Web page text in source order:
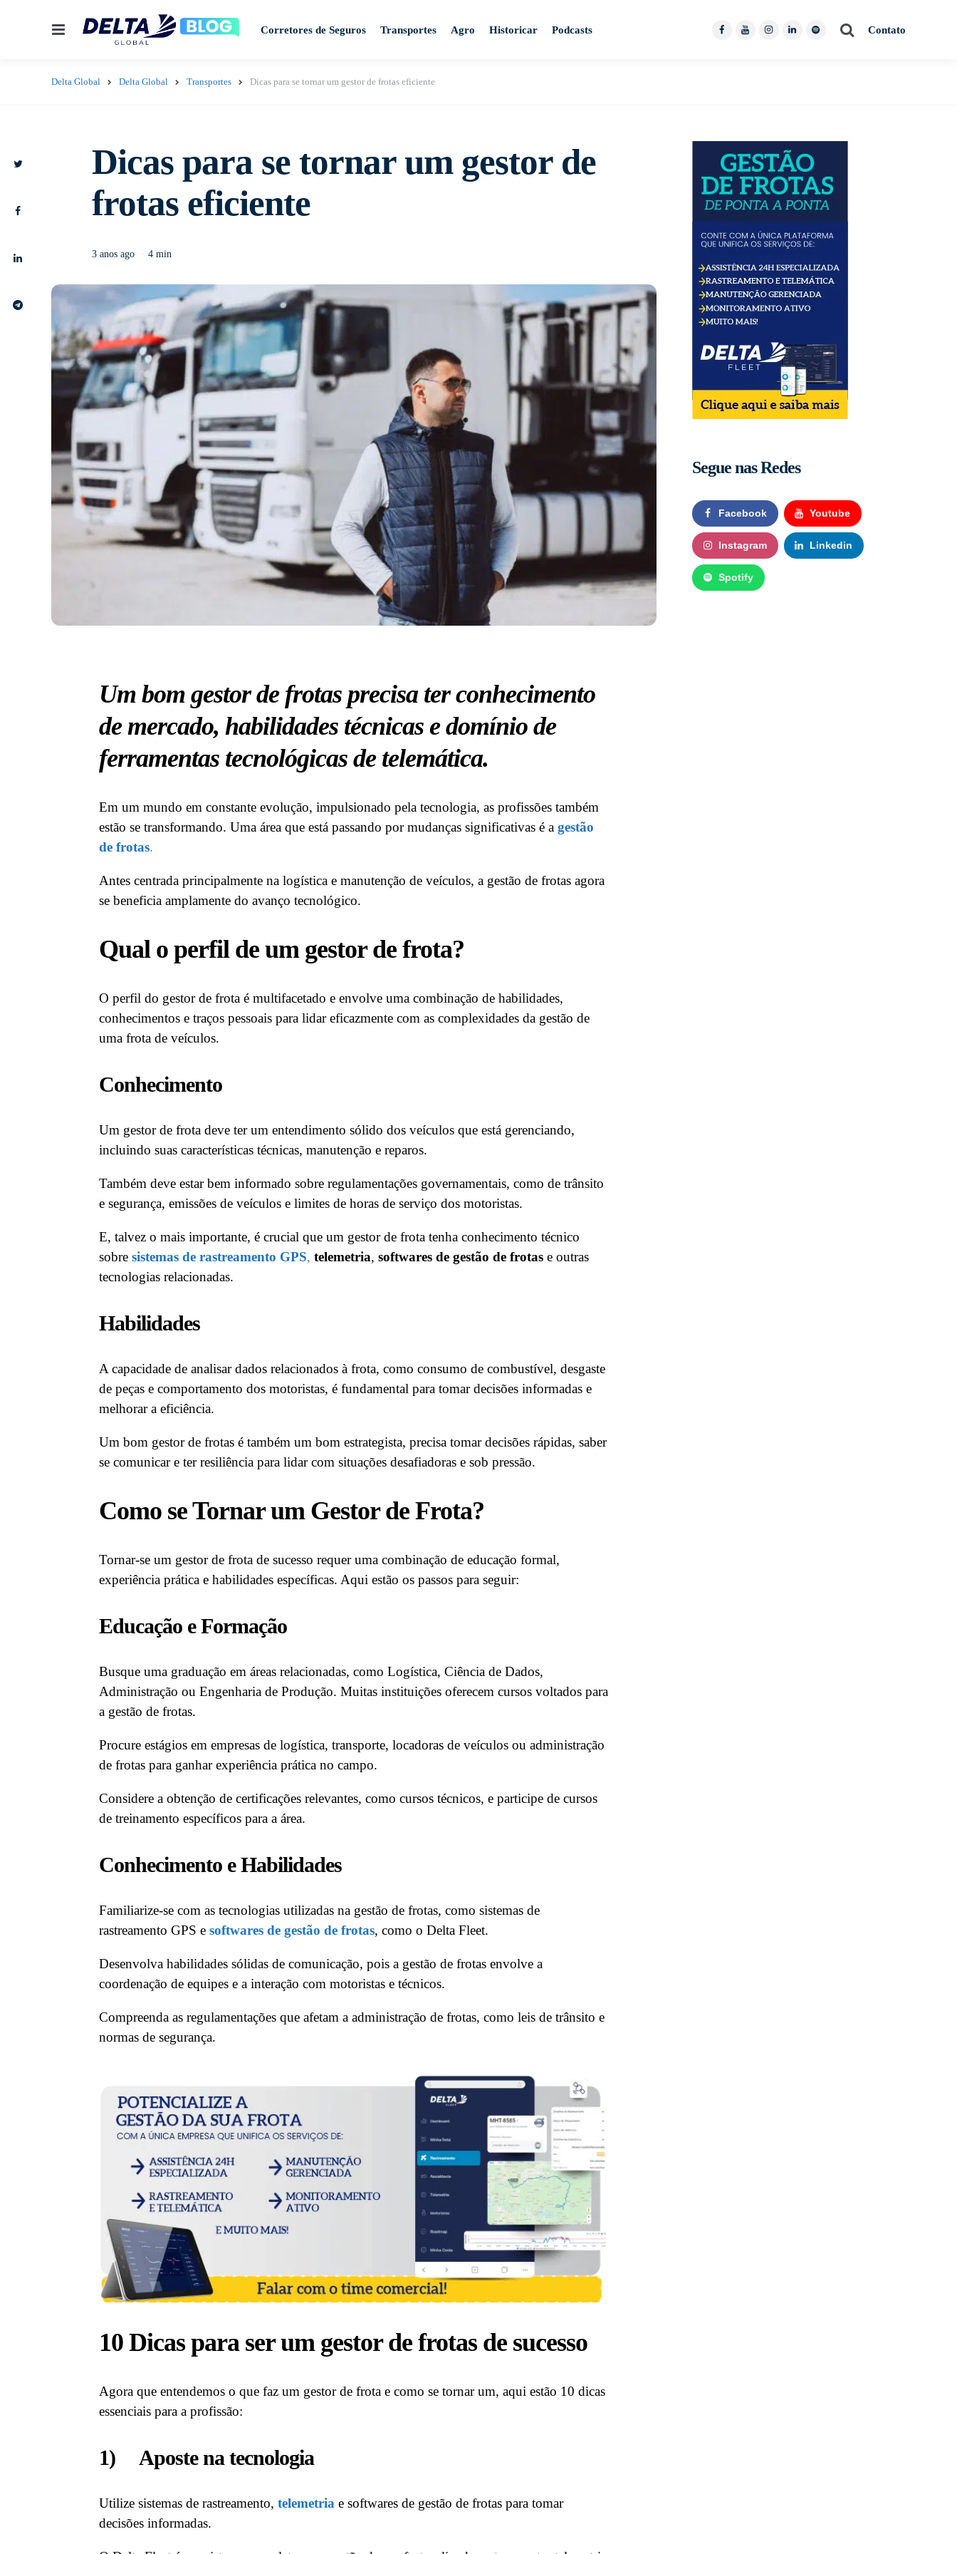
Corretores de Seguros Transportes Agro Historicar Podcasts Contato
Delta Global Delta Global Transportes Dicas para se tornar um gestor de frotas eficiente
Dicas para se tornar um gestor de
frotas eficiente
3 anos ago 4 min
Um bom gestor de frotas precisa ter conhecimento
de mercado, habilidades técnicas e domínio de
ferramentas tecnológicas de telemática.
Em um mundo em constante evolução, impulsionado pela tecnologia, as profissões também
estão se transformando. Uma área que está passando por mudanças significativas é a gestão
de frotas.
Antes centrada principalmente na logística e manutenção de veículos, a gestão de frotas agora
se beneficia amplamente do avanço tecnológico.
Qual o perfil de um gestor de frota?
O perfil do gestor de frota é multifacetado e envolve uma combinação de habilidades,
conhecimentos e traços pessoais para lidar eficazmente com as complexidades da gestão de
uma frota de veículos.
Conhecimento
Um gestor de frota deve ter um entendimento sólido dos veículos que está gerenciando,
incluindo suas características técnicas, manutenção e reparos.
Também deve estar bem informado sobre regulamentações governamentais, como de trânsito
e segurança, emissões de veículos e limites de horas de serviço dos motoristas.
E, talvez o mais importante, é crucial que um gestor de frota tenha conhecimento técnico
sobre sistemas de rastreamento GPS, telemetria, softwares de gestão de frotas e outras
tecnologias relacionadas.
Habilidades
A capacidade de analisar dados relacionados à frota, como consumo de combustível, desgaste
de peças e comportamento dos motoristas, é fundamental para tomar decisões informadas e
melhorar a eficiência.
Um bom gestor de frotas é também um bom estrategista, precisa tomar decisões rápidas, saber
se comunicar e ter resiliência para lidar com situações desafiadoras e sob pressão.
Como se Tornar um Gestor de Frota?
Tornar-se um gestor de frota de sucesso requer uma combinação de educação formal,
experiência prática e habilidades específicas. Aqui estão os passos para seguir:
Educação e Formação
Busque uma graduação em áreas relacionadas, como Logística, Ciência de Dados,
Administração ou Engenharia de Produção. Muitas instituições oferecem cursos voltados para
a gestão de frotas.
Procure estágios em empresas de logística, transporte, locadoras de veículos ou administração
de frotas para ganhar experiência prática no campo.
Considere a obtenção de certificações relevantes, como cursos técnicos, e participe de cursos
de treinamento específicos para a área.
Conhecimento e Habilidades
Familiarize-se com as tecnologias utilizadas na gestão de frotas, como sistemas de
rastreamento GPS e softwares de gestão de frotas, como o Delta Fleet.
Desenvolva habilidades sólidas de comunicação, pois a gestão de frotas envolve a
coordenação de equipes e a interação com motoristas e técnicos.
Compreenda as regulamentações que afetam a administração de frotas, como leis de trânsito e
normas de segurança.
10 Dicas para ser um gestor de frotas de sucesso
Agora que entendemos o que faz um gestor de frota e como se tornar um, aqui estão 10 dicas
essenciais para a profissão:
1) Aposte na tecnologia
Utilize sistemas de rastreamento, telemetria e softwares de gestão de frotas para tomar
decisões informadas.
Segue nas Redes
Facebook Youtube
Instagram Linkedin
Spotify